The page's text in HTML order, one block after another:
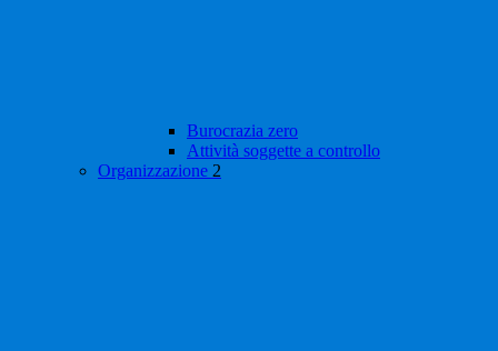
Burocrazia zero
Attività soggette a controllo
Organizzazione 2